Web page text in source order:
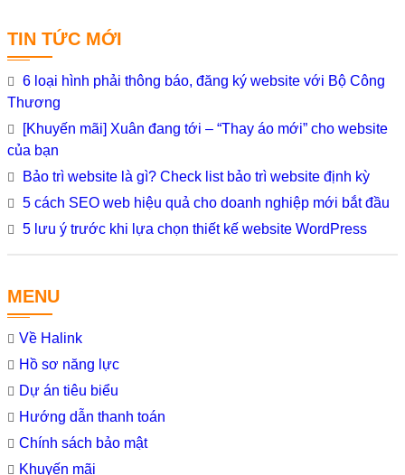
TIN TỨC MỚI
6 loại hình phải thông báo, đăng ký website với Bộ Công
Thương
[Khuyến mãi] Xuân đang tới – “Thay áo mới” cho website
của bạn
Bảo trì website là gì? Check list bảo trì website định kỳ
5 cách SEO web hiệu quả cho doanh nghiệp mới bắt đầu
5 lưu ý trước khi lựa chọn thiết kế website WordPress
MENU
Về Halink
Hồ sơ năng lực
Dự án tiêu biểu
Hướng dẫn thanh toán
Chính sách bảo mật
Khuyến mãi